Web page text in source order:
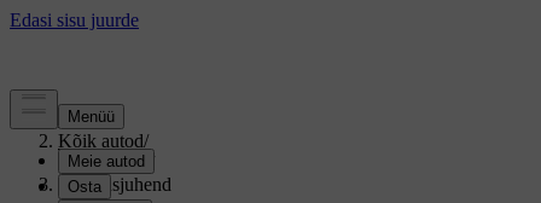
Tugi/
Kõik autod/
V60 2026
Kasutusjuhend